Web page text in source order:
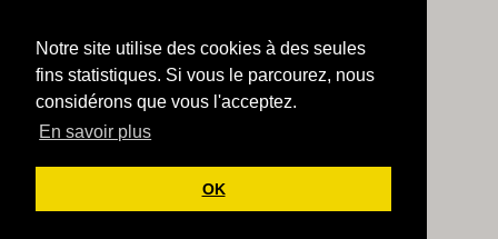
Notre site utilise des cookies à des seules
fins statistiques. Si vous le parcourez, nous
considérons que vous l'acceptez.
En savoir plus
OK